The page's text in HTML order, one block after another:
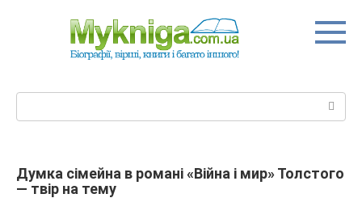
Думка сімейна в романі «Війна і мир» Толстого
— твір на тему